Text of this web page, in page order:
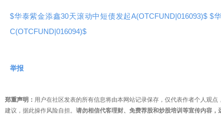
$华泰紫金添鑫30天滚动中短债发起A(OTCFUND|016093)$ $
C(OTCFUND|016094)$
举报
郑重声明： 用户在社区发表的所有信息将由本网站记录保存，仅代表作者个人观
建议，据此操作风险自担。 请勿相信代客理财、免费荐股和炒股培训等宣传内容